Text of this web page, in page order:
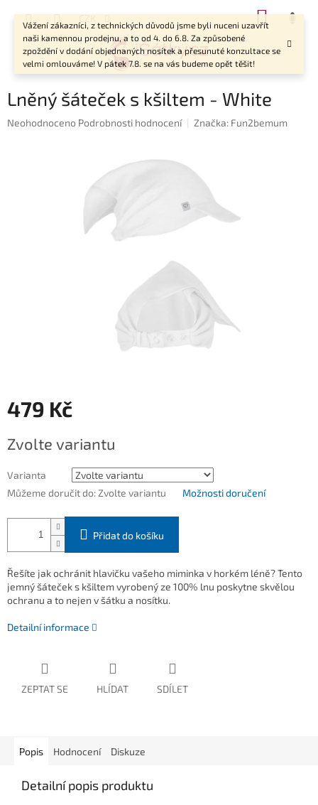
Vážení zákazníci, z technických důvodů jsme byli nuceni uzavřít
naši kamennou prodejnu, a to od 4. do 6.8. Za způsobené
zpoždění v dodání objednaných nosítek a přesunuté konzultace se
velmi omlouváme! V pátek 7.8. se na vás budeme opět těšit!
CZK
Lněný šáteček s kšiltem - White
Průměrné
Neohodnoceno Podrobnosti hodnocení Značka: Fun2bemum
479 Kč
cena:
Zvolte variantu
Varianta
Můžeme doručit do: Zvolte variantu Možnosti doručení
Přidat do košíku
Řešíte jak ochránit hlavičku vašeho miminka v horkém léně? Tento
jemný šáteček s kšiltem vyrobený ze 100% lnu poskytne skvělou
ochranu a to nejen v šátku a nosítku.
Detailní informace
ZEPTAT SE HLÍDAT SDÍLET
Popis Hodnocení Diskuze
Detailní popis produktu